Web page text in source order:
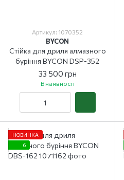
Артикул: 1070352
BYCON
Стійка для дриля алмазного
буріння BYCON DSP-352
33 500 грн
В наявності
НОВИНКА
6